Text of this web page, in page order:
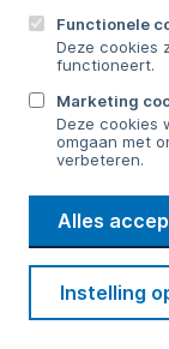
Functionele
Deze cookies
functioneert.
Marketing
Deze cookies
omgaan met
verbeteren.
Alles
Instelling
Contact
Bericht
WMD
Drinkwater
Cookie voorkeuren
Privacy